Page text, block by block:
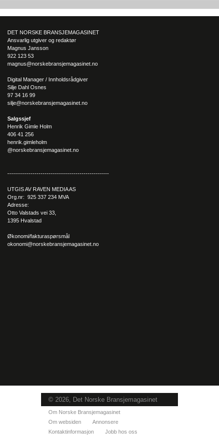
DET NORSKE BRANSJEMAGASINET
Ansvarlig utgiver og redaktør
Magnus Jansson
922 123 53
magnus@norskebransjemagasinet.no
Digital Manager / Innholdsrådgiver
Silje Dahl Osnes
97 34 16 99
silje@norskebransjemagasinet.no
Salgssjef
Henrik Gimle Holm
406 41 256
henrik.gimleholm
@norskebransjemagasinet.no
----------------------------------------------------
UTGIS AV RAVEN MEDIA AS
Org.nr: 925 337 234 MVA
Adresse:
Otto Valstads vei 33,
1395 Hvalstad
Økonomi/fakturaspørsmål
okonomi@norskebransjemagasinet.no
© 2026, Det Norske Bransjemagasinet
Om Norske Bransjemagasinet
Om websiden
Annonsere
Kontaktinformasjon
Jobb hos oss